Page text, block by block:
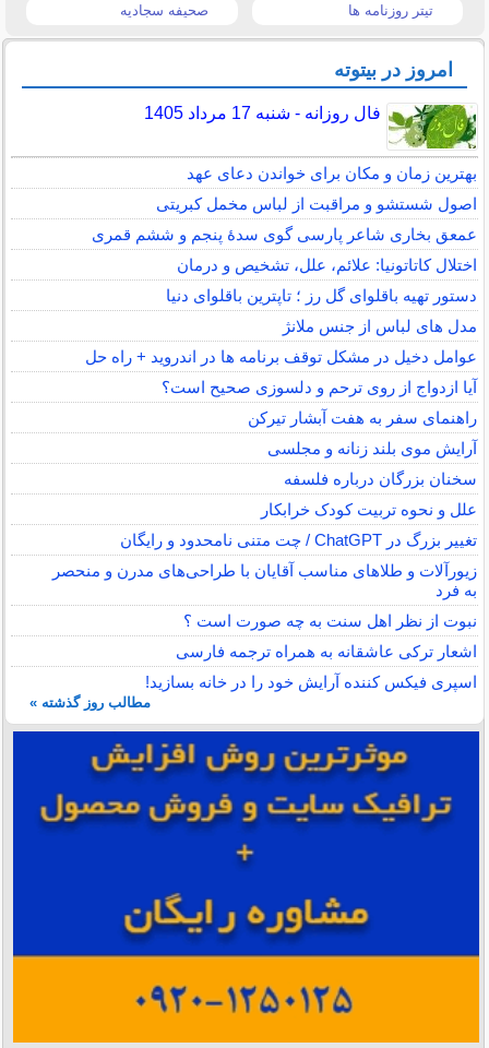
تیتر روزنامه ها صحیفه سجادیه
امروز در بیتوته
فال روزانه - شنبه 17 مرداد 1405
بهترین زمان و مکان برای خواندن دعای عهد
اصول شستشو و مراقبت از لباس مخمل کبریتی
عمعق بخاری شاعر پارسی گوی سدهٔ پنجم و ششم قمری
اختلال کاتاتونیا: علائم، علل، تشخیص و درمان
دستور تهیه باقلوای گل رز ؛ تاپترین باقلوای دنیا
مدل های لباس از جنس ملانژ
عوامل دخیل در مشکل توقف برنامه ها در اندروید + راه حل
آیا ازدواج از روی ترحم و دلسوزی صحیح است؟
راهنمای سفر به هفت آبشار تیرکن
آرایش موی بلند زنانه و مجلسی
سخنان بزرگان درباره فلسفه
علل و نحوه تربیت کودک خرابکار
تغییر بزرگ در ChatGPT / چت متنی نامحدود و رایگان
زیورآلات و طلاهای مناسب آقایان با طراحی‌های مدرن و منحصر
به فرد
نبوت از نظر اهل سنت به چه صورت است ؟
اشعار ترکی عاشقانه به همراه ترجمه فارسی
اسپری فیکس کننده آرایش خود را در خانه بسازید!
مطالب روز گذشته »